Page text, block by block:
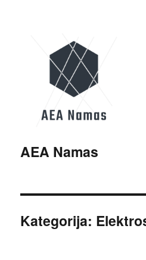
AEA Namas
Kategorija: